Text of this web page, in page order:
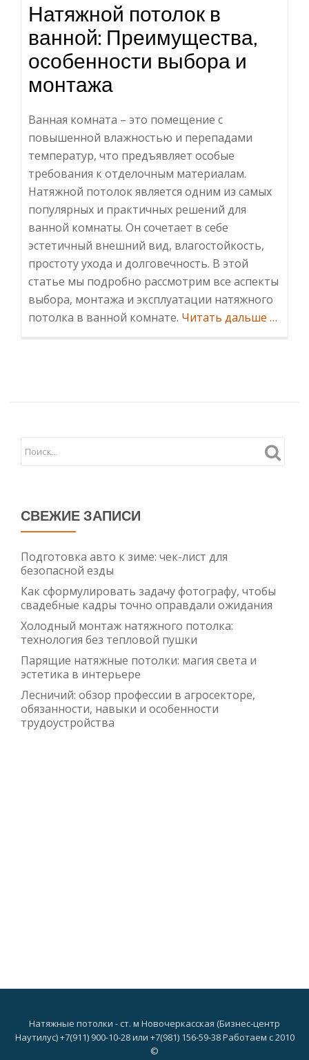
Натяжной потолок в
ванной: Преимущества,
особенности выбора и
монтажа
Ванная комната – это помещение с
повышенной влажностью и перепадами
температур, что предъявляет особые
требования к отделочным материалам.
Натяжной потолок является одним из самых
популярных и практичных решений для
ванной комнаты. Он сочетает в себе
эстетичный внешний вид, влагостойкость,
простоту ухода и долговечность. В этой
статье мы подробно рассмотрим все аспекты
выбора, монтажа и эксплуатации натяжного
потолка в ванной комнате. Читать дальше
и
…
СВЕЖИЕ ЗАПИСИ
Подготовка авто к зиме: чек-лист для
безопасной езды
Как сформулировать задачу фотографу, чтобы
свадебные кадры точно оправдали ожидания
Холодный монтаж натяжного потолка:
технология без тепловой пушки
Парящие натяжные потолки: магия света и
эстетика в интерьере
Лесничий: обзор профессии в агросекторе,
обязанности, навыки и особенности
трудоустройства
Натяжные потолки - ст. м Новочеркасская (Бизнес-центр
Наутилус) +7(911) 900-10-28 или +7(981) 156-59-38 Работаем с 2010
©